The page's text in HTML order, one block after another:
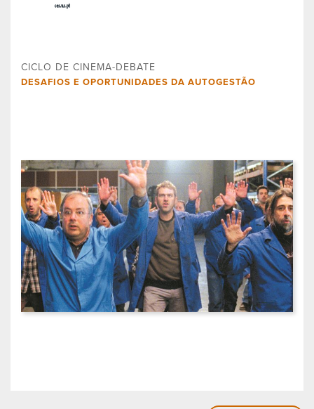
CICLO DE CINEMA-DEBATE
DESAFIOS E OPORTUNIDADES DA AUTOGESTÃO